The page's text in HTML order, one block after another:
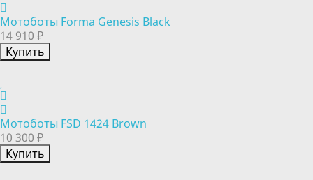
Мотоботы Forma Genesis Black
14 910 ₽
Купить
Мотоботы FSD 1424 Brown
10 300 ₽
Купить